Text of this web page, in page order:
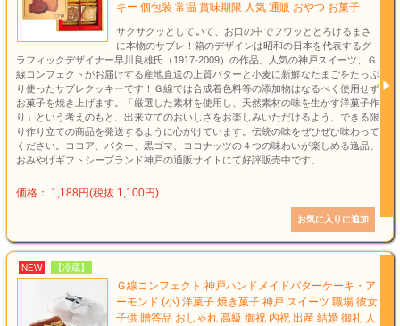
キー 個包装 常温 賞味期限 人気 通販 おやつ お菓子
サクサクッとしていて、お口の中でフワッととろけるまさ
に本物のサブレ！箱のデザインは昭和の日本を代表するグ
ラフィックデザイナー早川良雄氏（1917-2009）の作品。人気の神戸スイーツ、Ｇ
線コンフェクトがお届けする産地直送の上質バターと小麦に新鮮なたまごをたっぷ
り使ったサブレクッキーです！Ｇ線では合成着色料等の添加物はなるべく使用せず
お菓子を焼き上げます。「厳選した素材を使用し、天然素材の味を生かす洋菓子作
り」という考えのもと、出来立てのおいしさをお楽しみいただけるよう、できる限
り作り立ての商品を発送するように心がけています。伝統の味をぜひぜひ味わって
ください。ココア、バター、黒ゴマ、ココナッツの４つの味わいが楽しめる逸品。
おみやげギフトシーブランド神戸の通販サイトにて好評販売中です。
価格： 1,188円(税抜 1,100円)
NEW 【冷蔵】
Ｇ線コンフェクト 神戸ハンドメイドバターケーキ・ア
ーモンド (小) 洋菓子 焼き菓子 神戸 スイーツ 職場 彼女
子供 贈答品 おしゃれ 高級 御祝 内祝 出産 結婚 御礼 人